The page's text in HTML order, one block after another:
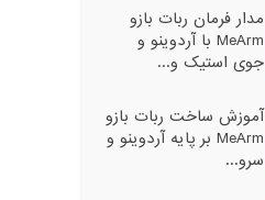
مدار فرمان ربات بازو
MeArm با آردوینو و
جوی استیک و...
آموزش ساخت ربات بازو
MeArm بر پایه آردوینو و
سرو...